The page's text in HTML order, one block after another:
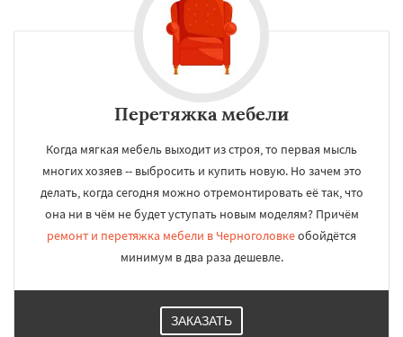
Перетяжка мебели
Когда мягкая мебель выходит из строя, то первая мысль
многих хозяев -- выбросить и купить новую. Но зачем это
делать, когда сегодня можно отремонтировать её так, что
она ни в чём не будет уступать новым моделям? Причём
ремонт и перетяжка мебели в Черноголовкеобойдётся
минимум в два раза дешевле.
ЗАКАЗАТЬ